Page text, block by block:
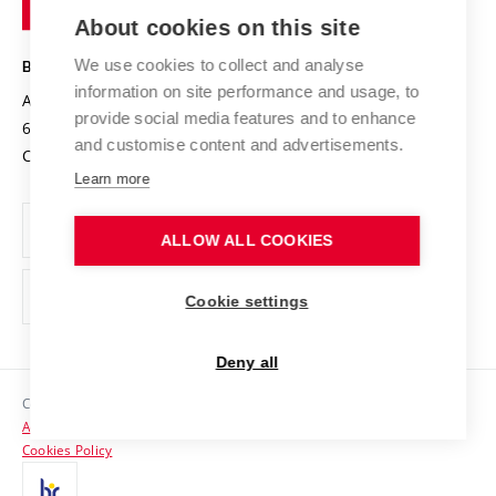
Projects
Projects from Structural Funds
Specific University Research
Safe University
Organization Structure
Official notice board
Personal Data Protection
Support and development of employees and students
Contacts
Media
Technology
BRNO UNIVERSITY OF TECHNOLOGY
Antonínská 548/1
602 00 Brno
Czech Republic
www.vut.cz
vut@vutbr.cz
Copyright © 2026 VUT
Accessibility Statement
Cookies Policy
About cookies on this site
We use cookies to collect and analyse
information on site performance and usage, to
provide social media features and to enhance
and customise content and advertisements.
Learn more
ALLOW ALL COOKIES
Cookie settings
Deny all